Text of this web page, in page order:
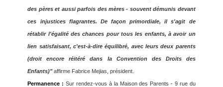
des pères et aussi parfois des mères - souvent démunis devant
ces injustices flagrantes. De façon primordiale, il s'agit de
rétablir l'égalité des chances pour tous les enfants, à avoir un
lien satisfaisant, c'est-à-dire équilibré, avec leurs deux parents
(droit encore réitéré dans la Convention des Droits des
Enfants)"affirme Fabrice Mejias, président.
Permanence : Sur rendez-vous à la Maison des Parents - 9 rue du